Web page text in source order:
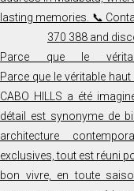
Parce que le